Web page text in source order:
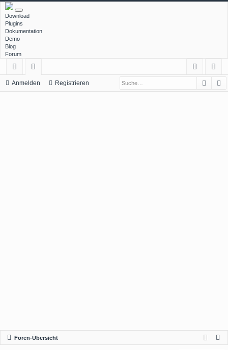
Download
Plugins
Dokumentation
Demo
Blog
Forum
ch
or
Anmelden Registrieren
Foren-Übersicht